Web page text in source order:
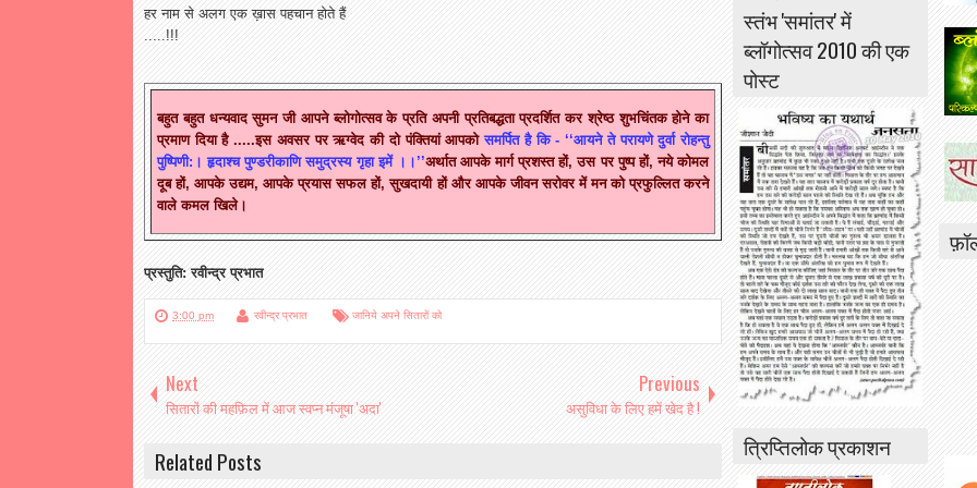
हर नाम से अलग एक ख़ास पहचान होते हैं
.....!!!
बहुत बहुत धन्यवाद सुमन जी आपने ब्लोगोत्सव के प्रति अपनी प्रतिबद्धता प्रदर्शित कर श्रेष्ठ शुभचिंतक होने का
प्रमाण दिया है .....इस अवसर पर ऋग्वेद की दो पंक्तियां आपकोसमर्पित है कि - ‘‘आयने ते परायणे दुर्वा रोहन्तु
पुष्पिणी:। हृदाश्च पुण्डरीकाणि समुद्रस्य गृहा इमें ।।’’अर्थातआपके मार्ग प्रशस्त हों, उस पर पुष्प हों, नये कोमल
दूब हों, आपके उद्यम, आपके प्रयास सफल हों, सुखदायी हों और आपके जीवन सरोवर में मन को प्रफुल्लित करने
वाले कमल खिले।
प्रस्तुति: रवीन्द्र प्रभात
3:00 pm रवीन्द्र प्रभात जानिये अपने सितारों को
Next
सितारों की महफ़िल में आज स्वप्न मंजूषा 'अदा'
Previous
असुविधा के लिए हमें खेद है !
Related Posts
स्तंभ 'समांतर' में
ब्लॉगोत्सव 2010 की एक
पोस्ट
त्रिप्तिलोक प्रकाशन